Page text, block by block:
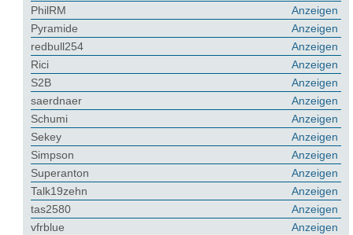
Anzeigen
PhilRM
Anzeigen
Pyramide
Anzeigen
redbull254
Anzeigen
Rici
Anzeigen
S2B
Anzeigen
saerdnaer
Anzeigen
Schumi
Anzeigen
Sekey
Anzeigen
Simpson
Anzeigen
Superanton
Anzeigen
Talk19zehn
Anzeigen
tas2580
Anzeigen
vfrblue